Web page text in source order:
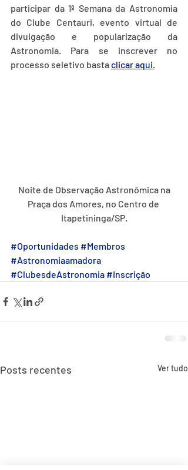
participar da 1º Semana da Astronomia
do Clube Centauri, evento virtual de
divulgação e popularização da
Astronomia. Para se inscrever no
processo seletivo basta clicar aqui.
Praça dos Amores, no Centro de
Itapetininga/SP.
#Oportunidades #Membros
#Astronomiaamadora
#ClubesdeAstronomia #Inscrição
Posts recentes Ver tudo